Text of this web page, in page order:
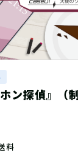
ーハンター
議な宝～